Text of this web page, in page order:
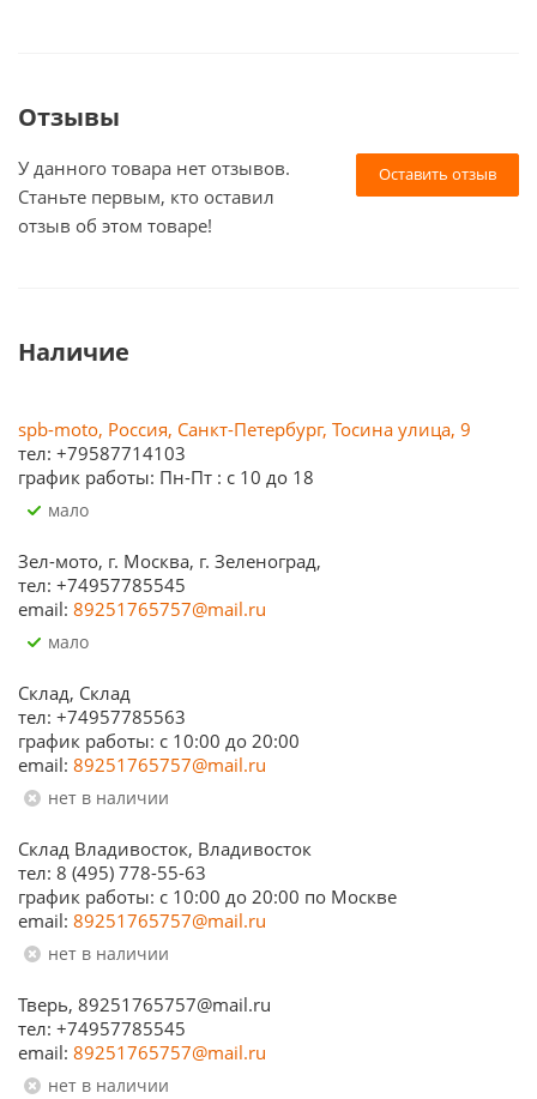
Отзывы
Оставить отзыв
У данного товара нет отзывов.
Станьте первым, кто оставил
отзыв об этом товаре!
Наличие
spb-moto, Россия, Санкт-Петербург, Тосина улица, 9
тел: +79587714103
график работы: Пн-Пт : с 10 до 18
Мало
Зел-мото, г. Москва, г. Зеленоград,
тел: +74957785545
email: 89251765757@mail.ru
Мало
Склад, Склад
тел: +74957785563
график работы: c 10:00 до 20:00
email: 89251765757@mail.ru
Нет в наличии
Склад Владивосток, Владивосток
тел: 8 (495) 778-55-63
график работы: с 10:00 до 20:00 по Москве
email: 89251765757@mail.ru
Нет в наличии
Тверь, 89251765757@mail.ru
тел: +74957785545
email: 89251765757@mail.ru
Нет в наличии